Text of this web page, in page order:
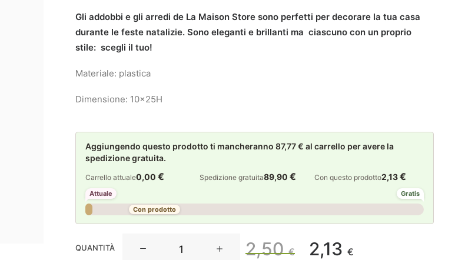
Gli addobbi e gli arredi de La Maison Store sono perfetti per decorare la tua casa
durante le feste natalizie. Sono eleganti e brillanti ma ciascuno con un proprio
stile: scegli il tuo!
Materiale: plastica
Dimensione: 10x25H
Aggiungendo questo prodotto ti mancheranno 87,77 € al carrello per avere la
spedizione gratuita.
Carrello attuale0,00 € Spedizione gratuita89,90€ Con questo prodotto2,13€
Attuale
Gratis
Con prodotto
QUANTITÀ 2,50€ 2,13 €